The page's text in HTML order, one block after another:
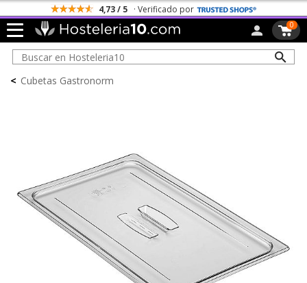
4,73 / 5 · Verificado por
0
< Cubetas Gastronorm